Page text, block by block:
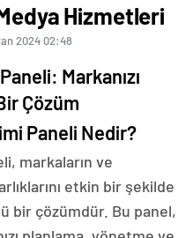
Hizmetleri
2024 02:48
Markanızı
Çözüm
Paneli Nedir?
markaların ve
etkin bir şekilde
bir çözümdür. Bu panel,